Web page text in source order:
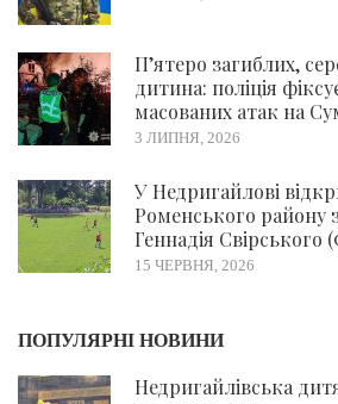
П’ятеро загиблих,
дитина: поліція
масованих атак на
3 ЛИПНЯ, 2026
У Недригайлові
Роменського району
Геннадія
15 ЧЕРВНЯ, 2026
ПОПУЛЯРНІ НОВИНИ
Недригайлівська